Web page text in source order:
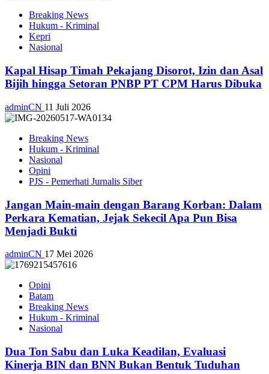
Breaking News
Hukum - Kriminal
Kepri
Nasional
Kapal Hisap Timah Pekajang Disorot, Izin dan Asal
Bijih hingga Setoran PNBP PT CPM Harus Dibuka
adminCN 11 Juli 2026
Breaking News
Hukum - Kriminal
Nasional
Opini
PJS - Pemerhati Jurnalis Siber
Jangan Main-main dengan Barang Korban: Dalam
Perkara Kematian, Jejak Sekecil Apa Pun Bisa
Menjadi Bukti
adminCN 17 Mei 2026
Opini
Batam
Breaking News
Hukum - Kriminal
Nasional
Dua Ton Sabu dan Luka Keadilan, Evaluasi
Kinerja BIN dan BNN Bukan Bentuk Tuduhan